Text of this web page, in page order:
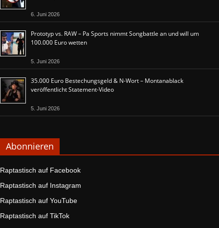
6. Juni 2026
Prototyp vs. RAW – Pa Sports nimmt Songbattle an und will um
100.000 Euro wetten
5. Juni 2026
35.000 Euro Bestechungsgeld & N-Wort – Montanablack
veröffentlicht Statement-Video
5. Juni 2026
Abonnieren
Raptastisch auf Facebook
Raptastisch auf Instagram
Raptastisch auf YouTube
Raptastisch auf TikTok